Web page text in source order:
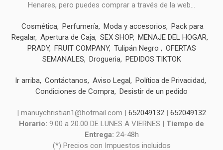
Henares, pero puedes comprar a través de la web...
Cosmética Perfumería Moda y accesorios
Pack para
Regalar Apertura de Caja SEX SHOP
MENAJE DEL HOGAR
PRADY
FRUIT COMPANY Tulipán Negro
OFERTAS
SEMANALES
Drogueria PEDIDOS TIKTOK
Ir arriba Contáctanos Aviso Legal
Política de Privacidad
Condiciones de Compra
Desistir de un pedido
| manuychristian1@hotmail.com | 652049132
652049132
Horario: 9.00 a 20.00 DE LUNES A VIERNES | Tiempo de
Entrega: 24-48h
(*) Precios con Impuestos incluidos